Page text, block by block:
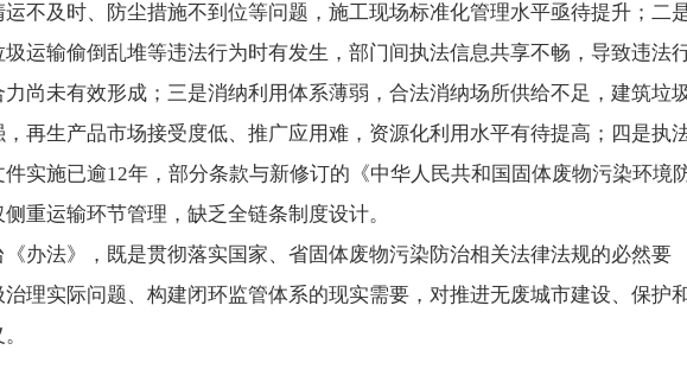
不及时、防尘措施不到位等问题，施工现场标准化管理水平亟待提升；二
运输偷倒乱堆等违法行为时有发生，部门间执法信息共享不畅，导致违法
尚未有效形成；三是消纳利用体系薄弱，合法消纳场所供给不足，建筑垃
再生产品市场接受度低、推广应用难，资源化利用水平有待提高；四是执
实施已逾12年，部分条款与新修订的《中华人民共和国固体废物污染环境
重运输环节管理，缺乏全链条制度设计。
办法》，既是贯彻落实国家、省固体废物污染防治相关法律法规的必然要
理实际问题、构建闭环监管体系的现实需要，对推进无废城市建设、保护